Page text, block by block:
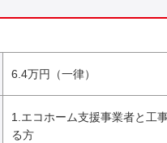
6.4万円（一律）
1.エコホーム支援事業者と工
る方